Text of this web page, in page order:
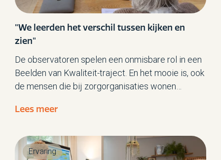
"We leerden het verschil tussen kijken en
zien"
De observatoren spelen een onmisbare rol in een
Beelden van Kwaliteit-traject. En het mooie is, ook
de mensen die bij zorgorganisaties wonen
Hij woont al 30 jaar bij de Raphaëlstichting en
Kwaliteit-trajecten.
Lees meer
Ervaring